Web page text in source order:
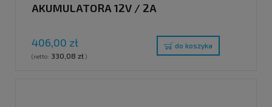
AKUMULATORA 12V / 2A
406,00 zł
(netto: 330,08 zł)
do koszyka